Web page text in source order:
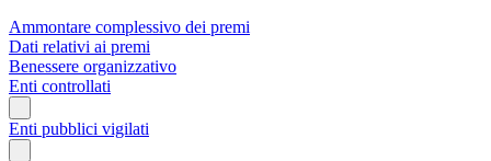
Ammontare complessivo dei premi
Dati relativi ai premi
Benessere organizzativo
Enti controllati
Enti pubblici vigilati